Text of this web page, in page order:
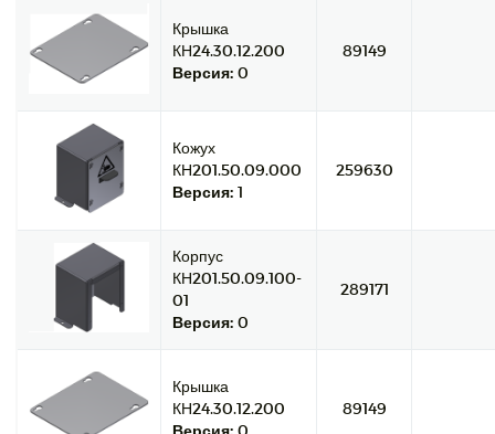
Крышка
КН24.30.12.200
Версия: 0
89149
Кожух
КН201.50.09.000
Версия: 1
259630
Корпус
КН201.50.09.100-
01
Версия: 0
289171
Крышка
КН24.30.12.200
Версия: 0
89149